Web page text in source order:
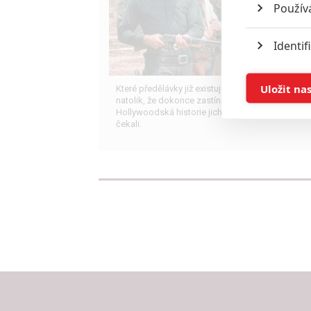
Které předělávky již existujících filmů se povedly
natolik, že dokonce zastínily originál?
Hollywoodská historie jich ukrývá víc, než byste
čekali.
služeb
Uložit